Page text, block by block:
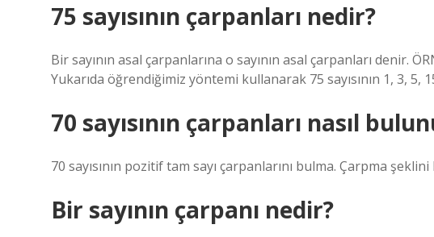
75 sayısının çarpanları nedir?
Bir sayının asal çarpanlarına o sayının asal çarpanları denir.
Yukarıda öğrendiğimiz yöntemi kullanarak 75 sayısının 1, 3, 5,
70 sayısının çarpanları nasıl
70 sayısının pozitif tam sayı çarpanlarını bulma. Çarpma
Bir sayının çarpanı nedir?